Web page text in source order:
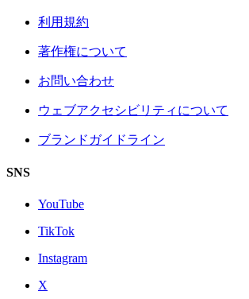
利用規約
著作権について
お問い合わせ
ウェブアクセシビリティについて
ブランドガイドライン
SNS
YouTube
TikTok
Instagram
X